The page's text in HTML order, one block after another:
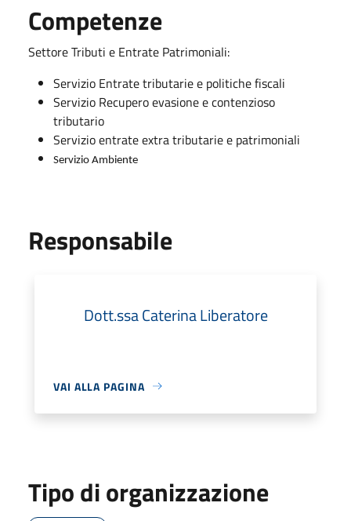
Competenze
Settore Tributi e Entrate Patrimoniali:
Servizio Entrate tributarie e politiche fiscali
Servizio Recupero evasione e contenzioso
tributario
Servizio entrate extra tributarie e patrimoniali
Servizio Ambiente
Responsabile
Dott.ssa Caterina Liberatore
VAI ALLA PAGINA
Tipo di organizzazione